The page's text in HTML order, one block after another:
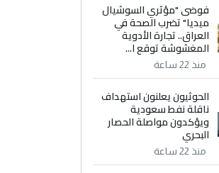
فوضى "مؤثري السوشيال
ميديا" تضرب الصحة في
العراق.. تجارة الأدوية
المغشوشة توقع ا...
منذ 22 ساعة
الحوثيون يعلنون استهداف
ناقلة نفط سعودية
ويؤكدون مواصلة الحصار
البحري
منذ 22 ساعة